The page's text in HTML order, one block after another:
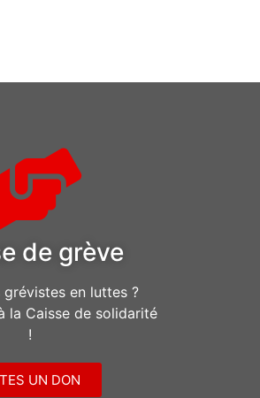
de grève
grévistes en luttes ?
la Caisse de solidarité
!
UN DON